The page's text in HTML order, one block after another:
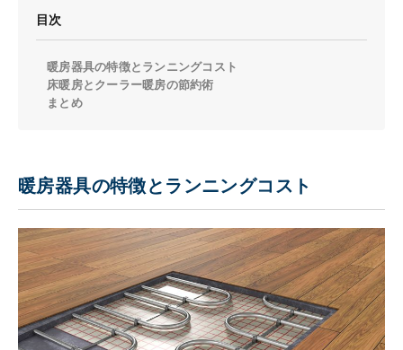
目次
暖房器具の特徴とランニングコスト
床暖房とクーラー暖房の節約術
まとめ
暖房器具の特徴とランニングコスト